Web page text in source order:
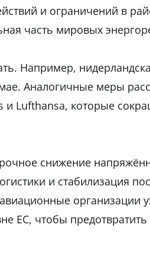
и ограничений в
часть мировых
Например,
Аналогичные меры
и Lufthansa, которые
снижение
и стабилизация
организации
ЕС, чтобы